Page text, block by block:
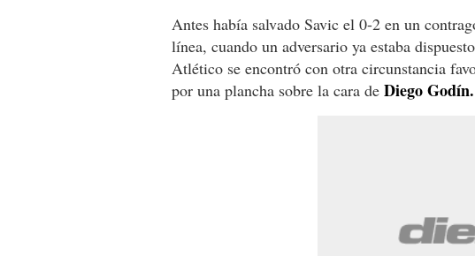
Antes había salvado Savic el 0-2 en un
línea, cuando un adversario ya estaba
Atlético se encontró con otra circunstancia
por una plancha sobre la cara de Diego Godín.